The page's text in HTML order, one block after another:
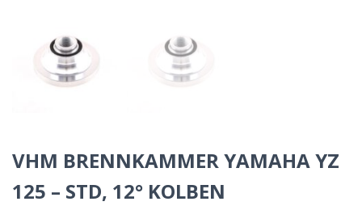
VHM BRENNKAMMER YAMAHA YZ
125 – STD, 12° KOLBEN